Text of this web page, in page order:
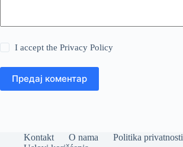
I accept thePrivacy Policy
Предај коментар
Kontakt O nama
Politika privatnosti